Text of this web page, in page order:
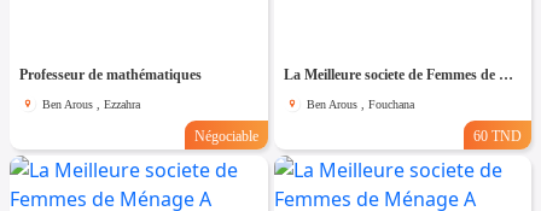
Professeur de mathématiques
Ben Arous , Ezzahra
Négociable
La Meilleure societe de Femmes de Ménage A Fouchana
Ben Arous , Fouchana
60 TND